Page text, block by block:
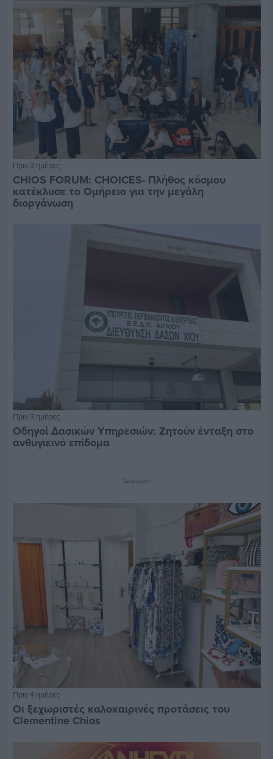
Πριν 3 ημέρες
CHIOS FORUM: CHOICES- Πλήθος κόσμου
κατέκλυσε το Ομήρειο για την μεγάλη
διοργάνωση
Πριν 3 ημέρες
Οδηγοί Δασικών Υπηρεσιών: Ζητούν ένταξη στο
ανθυγιεινό επίδομα
Διαφήμιση
Πριν 4 ημέρες
Οι ξεχωριστές καλοκαιρινές προτάσεις του
Clementine Chios